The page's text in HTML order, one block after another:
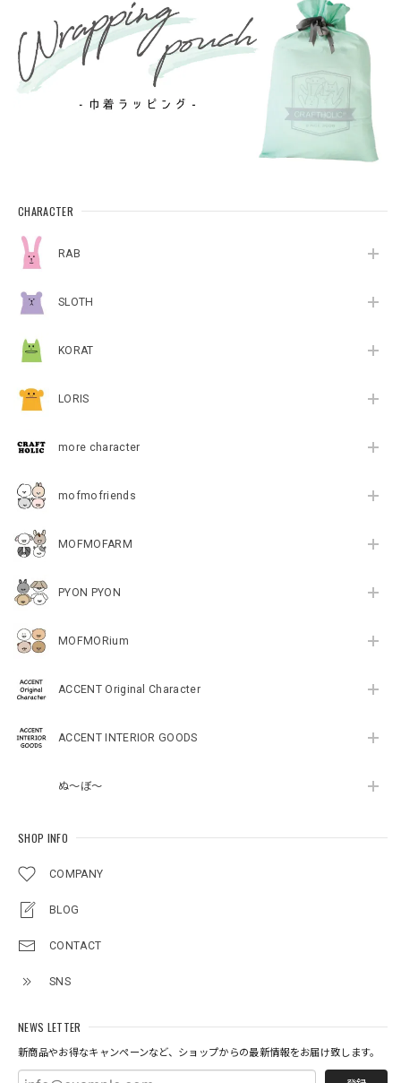
CHARACTER
RAB
SLOTH
KORAT
LORIS
more character
mofmofriends
MOFMOFARM
PYON PYON
MOFMORium
ACCENT Original Character
ACCENT INTERIOR GOODS
ぬ～ぼ～
SHOP INFO
COMPANY
BLOG
CONTACT
SNS
NEWS LETTER
新商品やお得なキャンペーンなど、ショップからの最新情報をお届け致します。